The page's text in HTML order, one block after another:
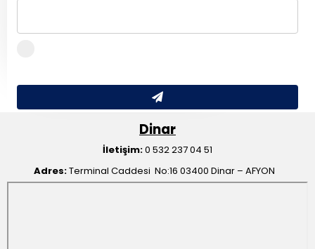
Dinar
İletişim:0 532 237 04 51
Adres:Terminal Caddesi No:16 03400 Dinar – AFYON